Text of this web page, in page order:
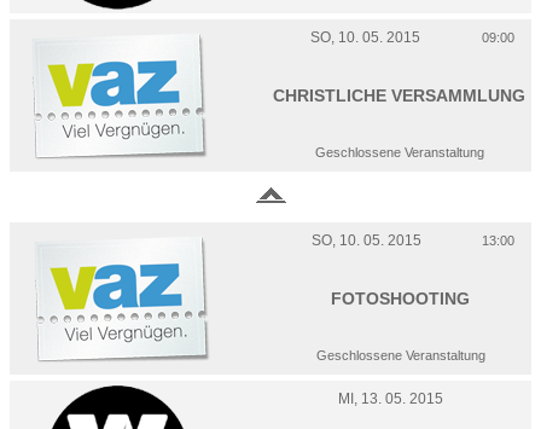
SO, 10. 05. 2015 09:00
CHRISTLICHE VERSAMMLUNG
Geschlossene Veranstaltung
SO, 10. 05. 2015 13:00
FOTOSHOOTING
Geschlossene Veranstaltung
MI, 13. 05. 2015